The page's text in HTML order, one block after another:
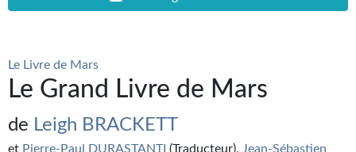
Quarante-Deux
Kvasar
Pulps
Le Livre de Mars
Le Grand Livre de Mars
de Leigh BRACKETT
et Pierre-Paul DURASTANTI (Traducteur), Jean-Sébastien